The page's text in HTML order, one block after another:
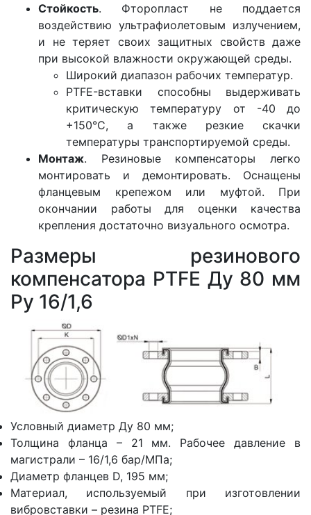
Стойкость. Фторопласт не поддается
воздействию ультрафиолетовым излучением,
и не теряет своих защитных свойств даже
при высокой влажности окружающей среды.
Широкий диапазон рабочих температур.
PTFE-вставки способны выдерживать
критическую температуру от -40 до
+150°С, а также резкие скачки
температуры транспортируемой среды.
Монтаж. Резиновые компенсаторы легко
монтировать и демонтировать. Оснащены
фланцевым крепежом или муфтой. При
окончании работы для оценки качества
крепления достаточно визуального осмотра.
Размеры резинового
компенсатора PTFE Ду 80 мм
Ру 16/1,6
Условный диаметр Ду 80 мм;
Толщина фланца – 21 мм. Рабочее давление в
магистрали – 16/1,6 бар/МПа;
Диаметр фланцев D, 195 мм;
Материал, используемый при изготовлении
вибровставки – резина PTFE;